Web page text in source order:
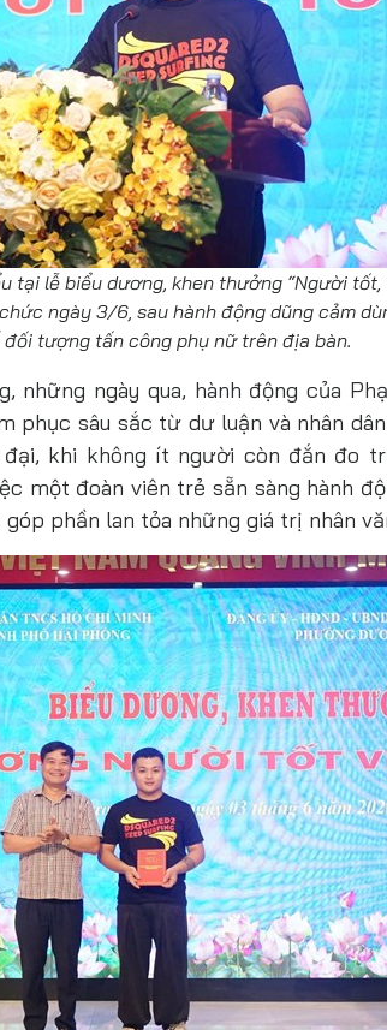
tại lễ biểu dương, khen thưởng “Người tốt,
ngày 3/6, sau hành động dũng cảm
đối tượng tấn công phụ nữ trên địa bàn.
những ngày qua, hành động của
phục sâu sắc từ dư luận và nhân
đại, khi không ít người còn đắn đo
một đoàn viên trẻ sẵn sàng hành
phần lan tỏa những giá trị nhân